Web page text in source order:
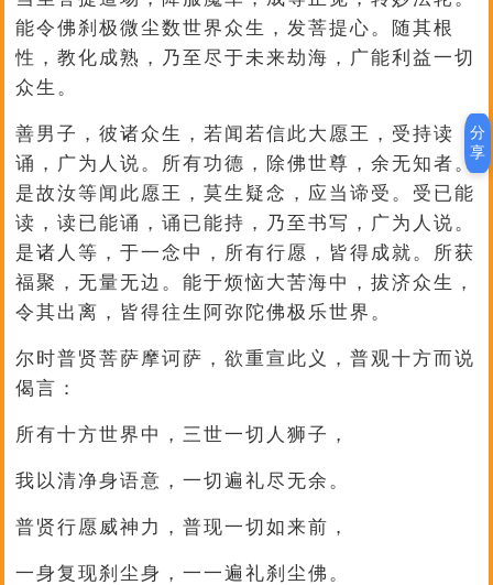
能令佛刹极微尘数世界众生，发菩提心。随其根
性，教化成熟，乃至尽于未来劫海，广能利益一切
众生。
善男子，彼诸众生，若闻若信此大愿王，受持读
诵，广为人说。所有功德，除佛世尊，余无知者。
是故汝等闻此愿王，莫生疑念，应当谛受。受已能
读，读已能诵，诵已能持，乃至书写，广为人说。
是诸人等，于一念中，所有行愿，皆得成就。所获
福聚，无量无边。能于烦恼大苦海中，拔济众生，
令其出离，皆得往生阿弥陀佛极乐世界。
尔时普贤菩萨摩诃萨，欲重宣此义，普观十方而说
偈言：
所有十方世界中，三世一切人狮子，
我以清净身语意，一切遍礼尽无余。
普贤行愿威神力，普现一切如来前，
一身复现刹尘身，一一遍礼刹尘佛。
分
享